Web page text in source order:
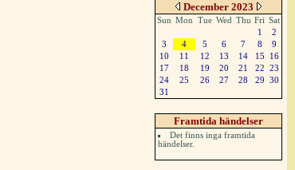
December 2023
Sun Mon Tue Wed Thu Fri Sat
1
2
3
4 5 6 7 8
9
10
11 12 13 14 15
16
17
18 19 20 21 22 23
24
25 26 27 28 29 30
31
Framtida händelser
Det finns inga framtida
händelser.